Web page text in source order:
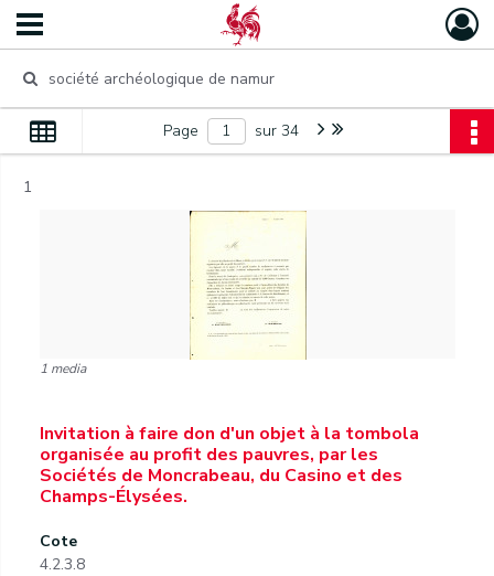
Page sur 34
1
1 media
Invitation à faire don d'un objet à la tombola
organisée au profit des pauvres, par les
Sociétés de Moncrabeau, du Casino et des
Champs-Élysées.
Cote
4.2.3.8